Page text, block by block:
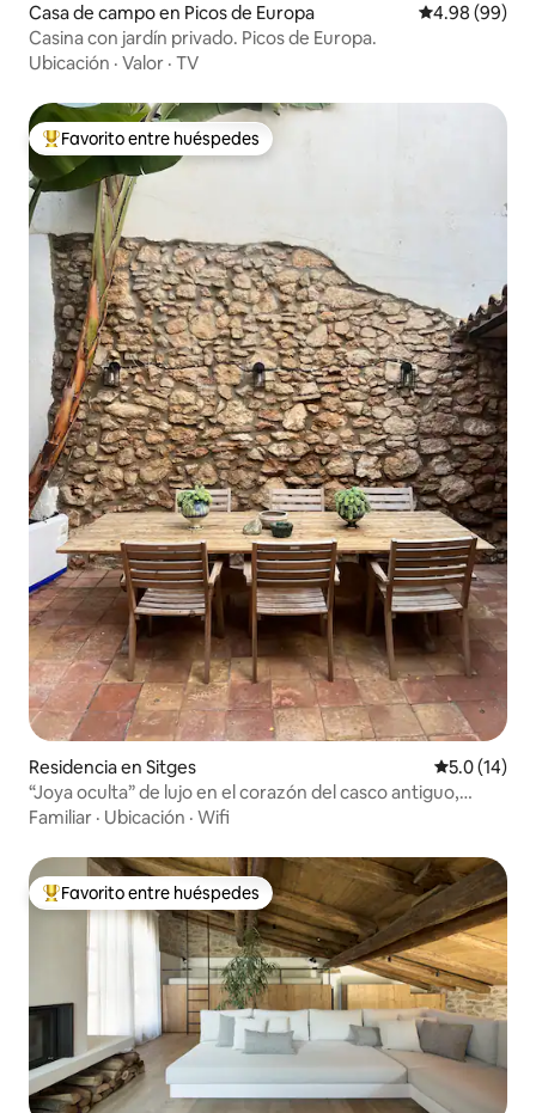
Casa de campo en Picos de Europa Calificación
4.98 (99)
Casina con jardín privado. Picos de Europa.
Ubicación · Valor · TV
De los mejores en Favorito entre huéspedes
Favorito entre huéspedes
Residencia en Sitges Calificación
5.0 (14)
“Joya oculta” de lujo en el corazón del casco antiguo,
capacidad para 5 personas
Familiar · Ubicación · Wifi
De los mejores en Favorito entre huéspedes
Favorito entre huéspedes